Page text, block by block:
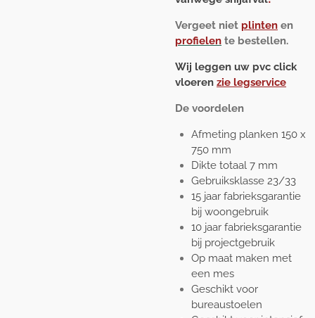
Vergeet niet plinten en
profielen te bestellen.
Wij leggen uw pvc click
vloeren zie legservice
De voordelen
Afmeting planken 150 x
750 mm
Dikte totaal 7 mm
Gebruiksklasse 23/33
15 jaar fabrieksgarantie
bij woongebruik
10 jaar fabrieksgarantie
bij projectgebruik
Op maat maken met
een mes
Geschikt voor
bureaustoelen